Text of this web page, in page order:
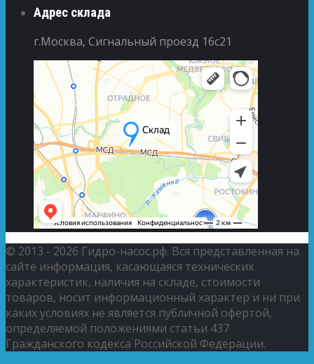
Адрес склада
г.Москва, Сигнальный проезд 16с21
© 2013 - 2026 Гидро-насос.рф. Вся представленная на
сайте информация, касающаяся технических
характеристик, наличия на складе, стоимости
товаров, носит информационный характер и ни при
каких условиях не является публичной офертой,
определяемой положениями статьи 437
Гражданского кодекса Российской Федерации.